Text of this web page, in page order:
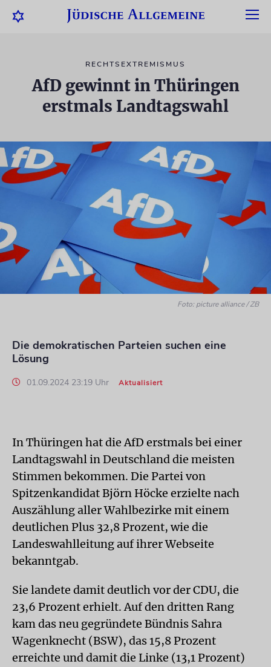
RECHTSEXTREMISMUS
AfD gewinnt in Thüringen
erstmals Landtagswahl
Foto: picture alliance / ZB
Die demokratischen Parteien suchen eine
Lösung
01.09.2024 23:19 Uhr Aktualisiert
In Thüringen hat die AfD erstmals bei einer
Landtagswahl in Deutschland die meisten
Stimmen bekommen. Die Partei von
Spitzenkandidat Björn Höcke erzielte nach
Auszählung aller Wahlbezirke mit einem
deutlichen Plus 32,8 Prozent, wie die
Landeswahlleitung auf ihrer Webseite
bekanntgab.
Sie landete damit deutlich vor der CDU, die
23,6 Prozent erhielt. Auf den dritten Rang
kam das neu gegründete Bündnis Sahra
Wagenknecht (BSW), das 15,8 Prozent
erreichte und damit die Linke (13,1 Prozent)